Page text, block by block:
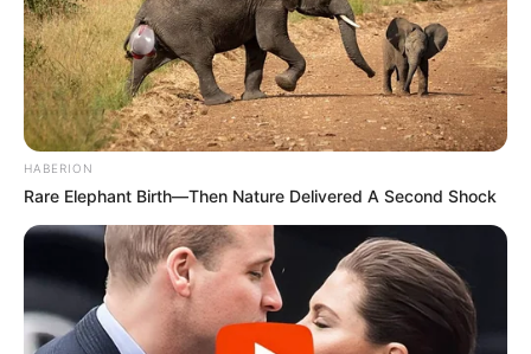
HABERION
Rare Elephant Birth—Then Nature Delivered A Second Shock